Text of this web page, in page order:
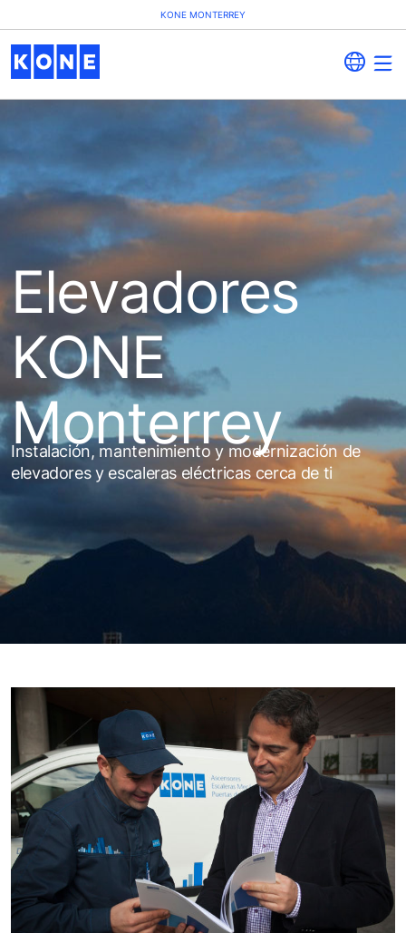
KONE MONTERREY
Elevadores
KONE
Monterrey
Instalación, mantenimiento y modernización de
elevadores y escaleras eléctricas cerca de ti